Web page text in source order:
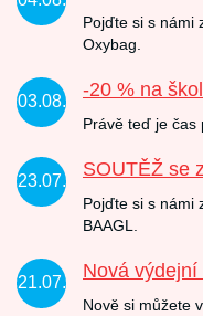
Pojďte si s námi
Oxybag.
03.08.
-20 % na
Právě teď je čas
23.07.
SOUTĚŽ se
Pojďte si s námi
BAAGL.
21.07.
Nová
Nově si můžete